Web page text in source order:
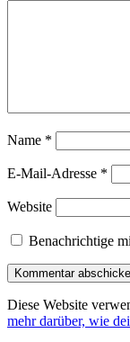
Name *
E-Mail-Adresse *
Website
Benachrichtige
Diese Website
mehr darüber, wie